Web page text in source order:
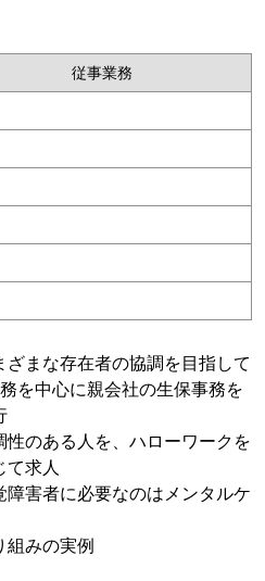
従事業務
ざまな存在者の協調を目指して
を中心に親会社の生保事務を
性のある人を、ハローワークを
て求人
障害者に必要なのはメンタルケ
組みの実例